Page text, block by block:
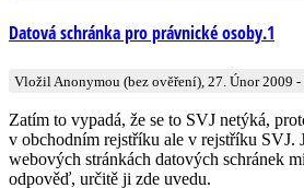
Datová schránka pro právnické osoby.1
Vložil Anonymou (bez ověření), 27. Únor 2009 -
Zatím to vypadá, že se to SVJ netýká,
v obchodním rejstříku ale v rejstříku SVJ.
webových stránkách datových schránek
odpověď, určitě ji zde uvedu.